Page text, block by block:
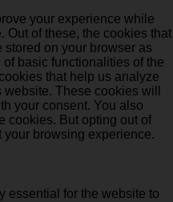
your experience while
Out of these, the cookies that
on your browser as
basic functionalities of the
that help us analyze
These cookies will
your consent. You also
cookies. But opting out of
your browsing experience.
essential for the website to